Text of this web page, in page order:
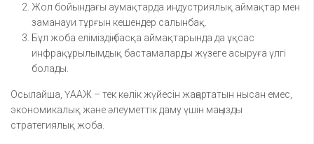
Жол бойындағы аумақтарда индустриялық аймақтар мен
заманауи тұрғын кешендер салынбақ.
Бұл жоба еліміздің басқа аймақтарында да ұқсас
инфрақұрылымдық бастамаларды жүзеге асыруға үлгі
болады.
Осылайша, ҮААЖ – тек көлік жүйесін жаңартатын нысан емес,
экономикалық және әлеуметтік даму үшін маңызды
стратегиялық жоба.